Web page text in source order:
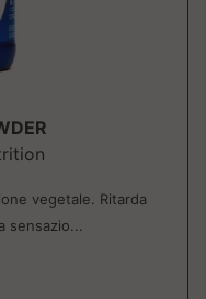
vegetale. Ritarda
sensazio...